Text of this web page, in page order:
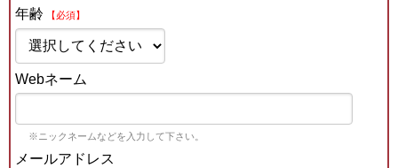
年齢
【必須】
Webネーム
※ニックネームなどを入力して下さい。
メールアドレス